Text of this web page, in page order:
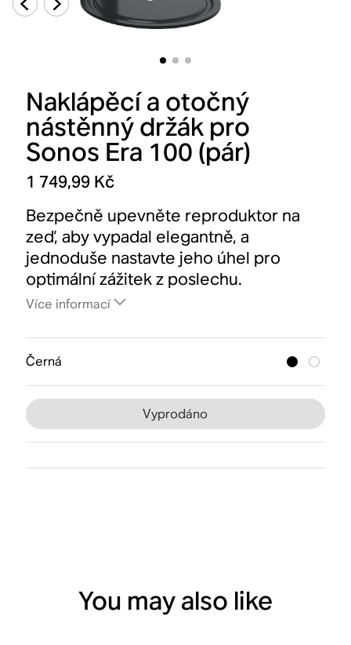
Naklápěcí a otočný
nástěnný držák pro
Sonos Era 100 (pár)
1 749,99 Kč
Bezpečně upevněte reproduktor na
zeď, aby vypadal elegantně, a
jednoduše nastavte jeho úhel pro
optimální zážitek z poslechu.
Více informací
Černá
Vyprodáno
You may also like